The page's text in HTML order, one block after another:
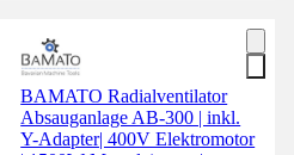
BAMATO Radialventilator
Absauganlage AB-300 | inkl.
Y-Adapter| 400V Elektromotor